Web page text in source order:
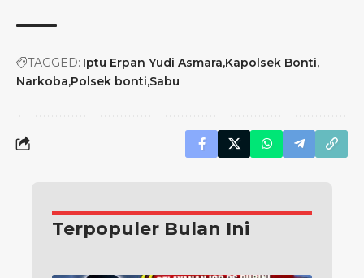
TAGGED: Iptu Erpan Yudi Asmara Kapolsek Bonti
Narkoba Polsek bonti Sabu
Terpopuler Bulan Ini